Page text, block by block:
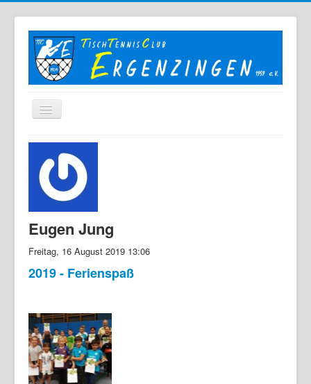
Home
Der TTC
Mannschaften
Berichte
Bilder
Links
Login
Eugen Jung
Freitag, 16 August 2019 13:06
2019 - Ferienspaß